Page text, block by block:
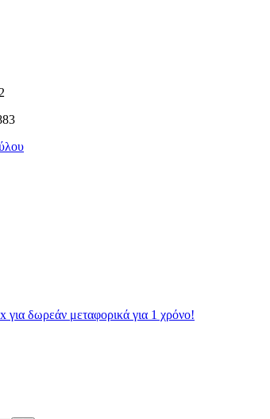
δωρεάν μεταφορικά για 1 χρόνο!